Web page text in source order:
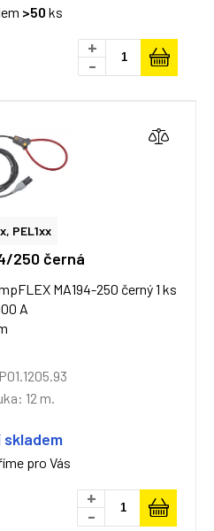
>50 ks
+
-
PEL1xx
250 černá
MA194-250 černý 1 ks
A
12 m.
skladem
pro Vás
+
-